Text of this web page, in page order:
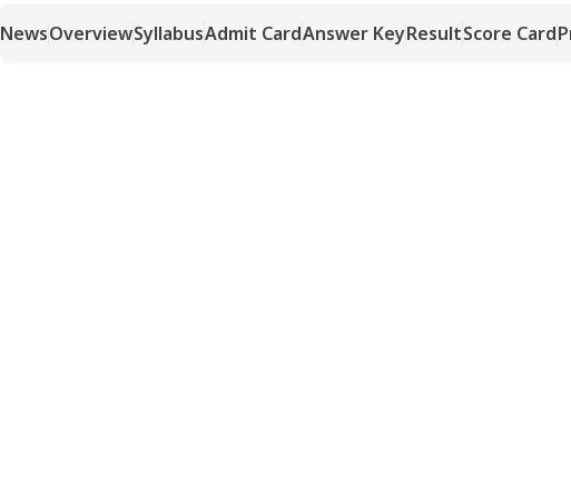
NewsOverviewSyllabusAdmit CardAnswer KeyResultScore Card